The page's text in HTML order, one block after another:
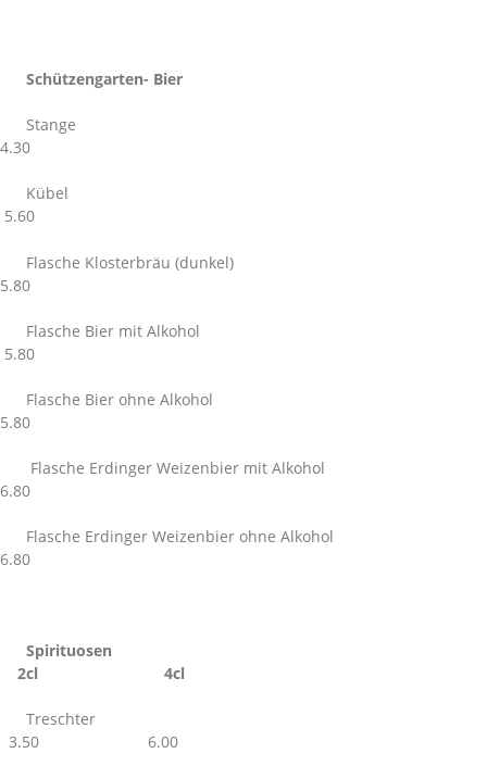
Schützengarten- Bier
Stange
4.30
Kübel
5.60
Flasche Klosterbräu (dunkel)
5.80
Flasche Bier mit Alkohol
5.80
Flasche Bier ohne Alkohol
5.80
Flasche Erdinger Weizenbier mit Alkohol
6.80
Flasche Erdinger Weizenbier ohne Alkohol
6.80
Spirituosen
2cl 4cl
Treschter
3.50 6.00